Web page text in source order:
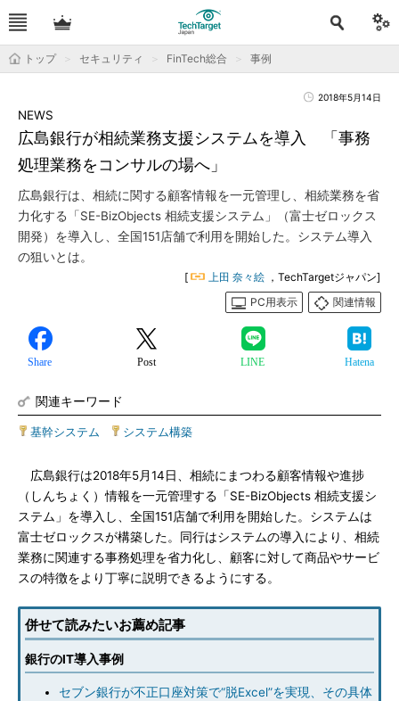
トップ セキュリティ FinTech総合 事例
2018年5月14日
広島銀行が相続業務支援システムを導入 「事務
処理業務をコンサルの場へ」
NEWS
広島銀行は、相続に関する顧客情報を一元管理し、相続業務を省
力化する「SE-BizObjects 相続支援システム」（富士ゼロックス
開発）を導入し、全国151店舗で利用を開始した。システム導入
の狙いとは。
[ 上田 奈々絵 ，TechTargetジャパン]
PC用表示
関連情報
Share Post LINE Hatena
関連キーワード
基幹システム システム構築
広島銀行は2018年5月14日、相続にまつわる顧客情報や進捗
（しんちょく）情報を一元管理する「SE-BizObjects 相続支援シ
ステム」を導入し、全国151店舗で利用を開始した。システムは
富士ゼロックスが構築した。同行はシステムの導入により、相続
業務に関連する事務処理を省力化し、顧客に対して商品やサービ
スの特徴をより丁寧に説明できるようにする。
併せて読みたいお薦め記事
銀行のIT導入事例
セブン銀行が不正口座対策で“脱Excel”を実現、その具体